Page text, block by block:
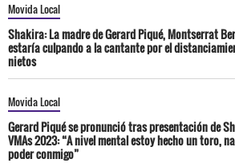
Movida Local
Shakira: La madre de Gerard Piqué, Montserrat
estaría culpando a la cantante por el
nietos
Movida Local
Gerard Piqué se pronunció tras presentación de
VMAs 2023: “A nivel mental estoy hecho un toro,
poder conmigo”